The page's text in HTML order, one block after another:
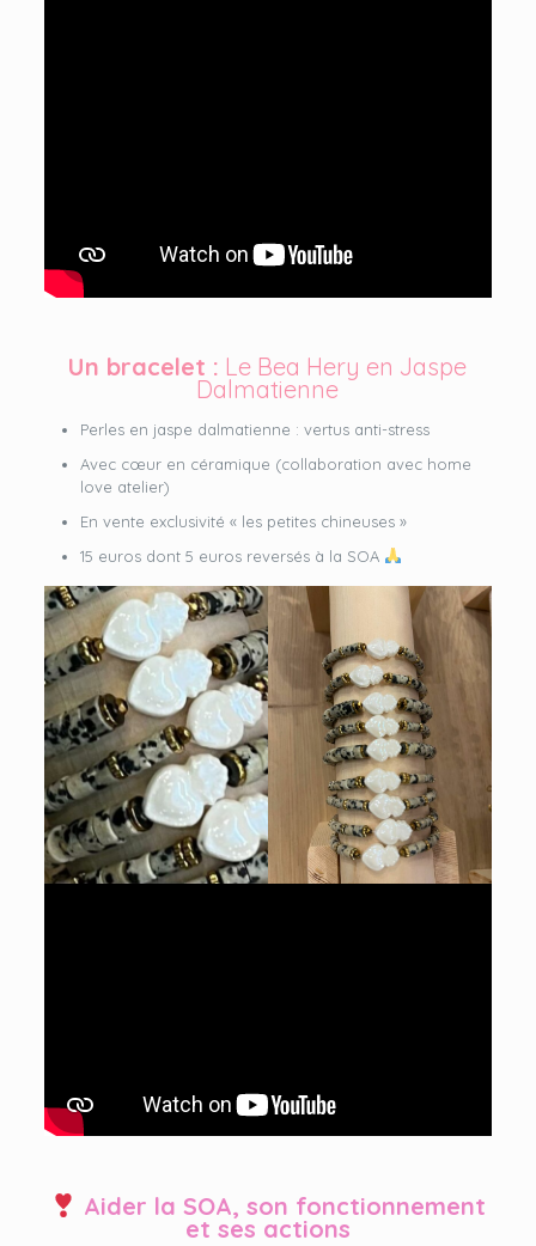
Un bracelet : Le Bea Hery en Jaspe
Dalmatienne
Perles en jaspe dalmatienne : vertus anti-stress
Avec cœur en céramique (collaboration avec home
love atelier)
En vente exclusivité « les petites chineuses »
15 euros dont 5 euros reversés à la SOA
Aider la SOA, son fonctionnement
et ses actions